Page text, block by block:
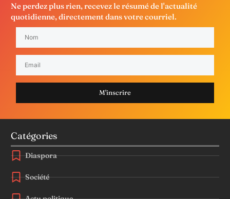
Ne perdez plus rien, recevez le résumé de l'actualité
quotidienne, directement dans votre courriel.
M'inscrire
Catégories
Diaspora
Société